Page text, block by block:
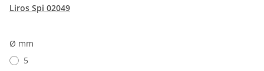
Liros Spi 02049
Ø mm
5